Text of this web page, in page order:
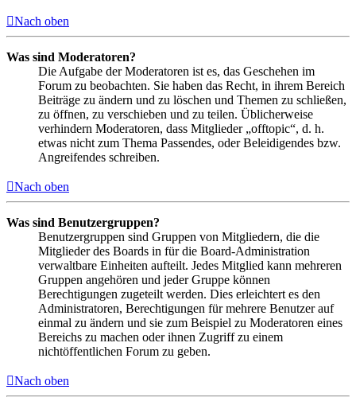
Nach oben
Was sind Moderatoren?
Die Aufgabe der Moderatoren ist es, das Geschehen im
Forum zu beobachten. Sie haben das Recht, in ihrem Bereich
Beiträge zu ändern und zu löschen und Themen zu schließen,
zu öffnen, zu verschieben und zu teilen. Üblicherweise
verhindern Moderatoren, dass Mitglieder „offtopic“, d. h.
etwas nicht zum Thema Passendes, oder Beleidigendes bzw.
Angreifendes schreiben.
Nach oben
Was sind Benutzergruppen?
Benutzergruppen sind Gruppen von Mitgliedern, die die
Mitglieder des Boards in für die Board-Administration
verwaltbare Einheiten aufteilt. Jedes Mitglied kann mehreren
Gruppen angehören und jeder Gruppe können
Berechtigungen zugeteilt werden. Dies erleichtert es den
Administratoren, Berechtigungen für mehrere Benutzer auf
einmal zu ändern und sie zum Beispiel zu Moderatoren eines
Bereichs zu machen oder ihnen Zugriff zu einem
nichtöffentlichen Forum zu geben.
Nach oben